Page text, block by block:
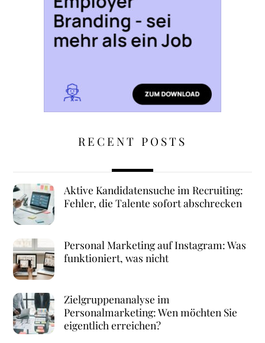
RECENT POSTS
Aktive Kandidatensuche im Recruiting:
Fehler, die Talente sofort abschrecken
Personal Marketing auf Instagram: Was
funktioniert, was nicht
Zielgruppenanalyse im
Personalmarketing: Wen möchten Sie
eigentlich erreichen?